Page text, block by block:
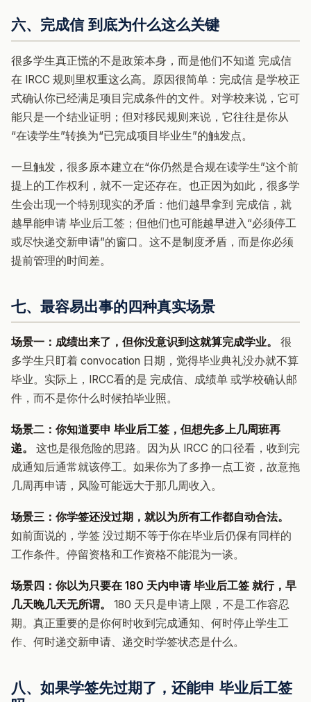
六、完成信 到底为什么这么关键
很多学生真正慌的不是政策本身，而是他们不知道 完成信
在 IRCC 规则里权重这么高。原因很简单：完成信 是学校正
式确认你已经满足项目完成条件的文件。对学校来说，它可
能只是一个结业证明；但对移民规则来说，它往往是你从
“在读学生”转换为“已完成项目毕业生”的触发点。
一旦触发，很多原本建立在“你仍然是合规在读学生”这个前
提上的工作权利，就不一定还存在。也正因为如此，很多学
生会出现一个特别现实的矛盾：他们越早拿到 完成信，就
越早能申请 毕业后工签；但他们也可能越早进入“必须停工
或尽快递交新申请”的窗口。这不是制度矛盾，而是你必须
提前管理的时间差。
七、最容易出事的四种真实场景
场景一：成绩出来了，但你没意识到这就算完成学业。
很
多学生只盯着 convocation 日期，觉得毕业典礼没办就不算
毕业。实际上，IRCC看的是 完成信、成绩单 或学校确认邮
件，而不是你什么时候拍毕业照。
场景二：你知道要申 毕业后工签，但想先多上几周班再
递。
这也是很危险的思路。因为从 IRCC 的口径看，收到完
成通知后通常就该停工。如果你为了多挣一点工资，故意拖
几周再申请，风险可能远大于那几周收入。
场景三：你学签还没过期，就以为所有工作都自动合法。
如前面说的，学签 没过期不等于你在毕业后仍保有同样的
工作条件。停留资格和工作资格不能混为一谈。
场景四：你以为只要在 180 天内申请 毕业后工签 就行，早
几天晚几天无所谓。
180 天只是申请上限，不是工作容忍
期。真正重要的是你何时收到完成通知、何时停止学生工
作、何时递交新申请、递交时学签状态是什么。
八、如果学签先过期了，还能申 毕业后工签